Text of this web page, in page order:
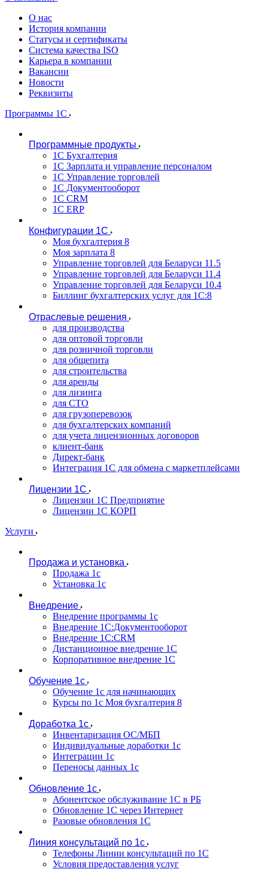
О нас
История компании
Статусы и сертификаты
Система качества ISO
Карьера в компании
Вакансии
Новости
Реквизиты
Программы 1С
Программные продукты
1С Бухгалтерия
1С Зарплата и управление персоналом
1С Управление торговлей
1С Документооборот
1С CRM
1С ERP
Конфигурации 1С
Моя бухгалтерия 8
Моя зарплата 8
Управление торговлей для Беларуси 11.5
Управление торговлей для Беларуси 11.4
Управление торговлей для Беларуси 10.4
Биллинг бухгалтерских услуг для 1С:8
Отраслевые решения
для производства
для оптовой торговли
для розничной торговли
для общепита
для строительства
для аренды
для лизинга
для СТО
для грузоперевозок
для бухгалтерских компаний
для учета лицензионных договоров
клиент-банк
Директ-банк
Интеграция 1C для обмена с маркетплейсами
Лицензии 1С
Лицензии 1С Предприятие
Лицензии 1С КОРП
Услуги
Продажа и установка
Продажа 1с
Установка 1с
Внедрение
Внедрение программы 1с
Внедрение 1С:Документооборот
Внедрение 1С:CRM
Дистанционное внедрение 1С
Корпоративное внедрение 1С
Обучение 1с
Обучение 1с для начинающих
Курсы по 1с Моя бухгалтерия 8
Доработка 1с
Инвентаризация ОС/МБП
Индивидуальные доработки 1с
Интеграции 1с
Переносы данных 1с
Обновление 1с
Абонентское обслуживание 1С в РБ
Обновление 1С через Интернет
Разовые обновления 1С
Линия консультаций по 1с
Телефоны Линии консультаций по 1С
Условия предоставления услуг